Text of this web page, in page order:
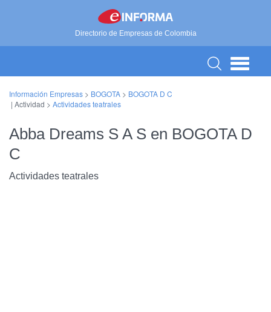
Directorio de Empresas de Colombia
Información Empresas > BOGOTA > BOGOTA D C
| Actividad > Actividades teatrales
Abba Dreams S A S en BOGOTA D
C
Actividades teatrales